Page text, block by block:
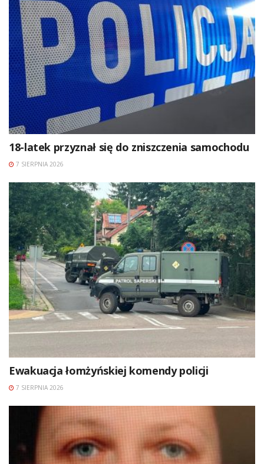
18-latek przyznał się do zniszczenia samochodu
7 SIERPNIA 2026
Ewakuacja łomżyńskiej komendy policji
7 SIERPNIA 2026